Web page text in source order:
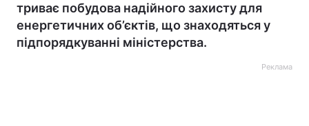
триває побудова надійного захисту для
енергетичних об’єктів, що знаходяться у
підпорядкуванні міністерства.
Реклама